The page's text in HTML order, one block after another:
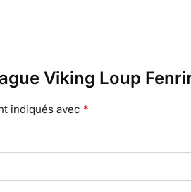
Viking Loup
indiqués avec *